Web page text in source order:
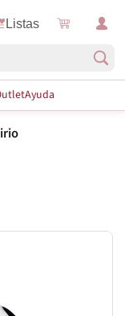
Listas
Ayuda